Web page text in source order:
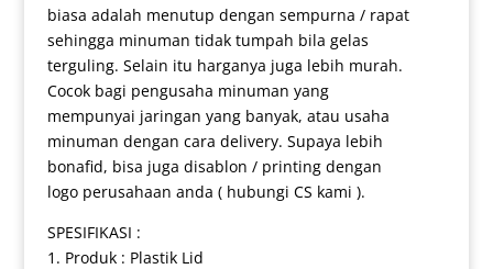
biasa adalah menutup dengan sempurna / rapat
sehingga minuman tidak tumpah bila gelas
terguling. Selain itu harganya juga lebih murah.
Cocok bagi pengusaha minuman yang
mempunyai jaringan yang banyak, atau usaha
minuman dengan cara delivery. Supaya lebih
bonafid, bisa juga disablon / printing dengan
logo perusahaan anda ( hubungi CS kami ).
SPESIFIKASI :
1. Produk : Plastik Lid